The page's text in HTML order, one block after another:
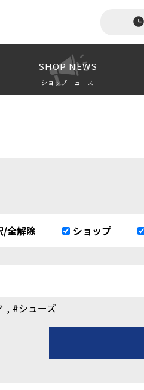
SHOP NEWS
ショップニュース
/全解除 ショップ
, #シューズ